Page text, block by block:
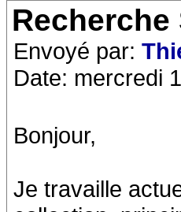
Recherche
Envoyé par:
Date: mercredi
Bonjour,
Je travaille